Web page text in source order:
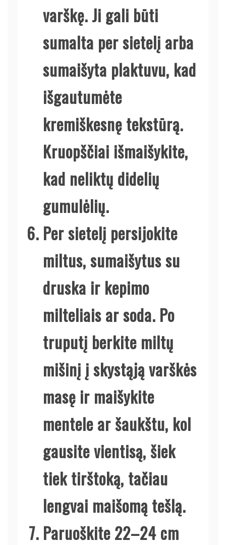
varškę. Ji gali būti
sumalta per sietelį arba
sumaišyta plaktuvu, kad
išgautumėte
kremiškesnę tekstūrą.
Kruopščiai išmaišykite,
kad neliktų didelių
gumulėlių.
Per sietelį persijokite
miltus, sumaišytus su
druska ir kepimo
milteliais ar soda. Po
truputį berkite miltų
mišinį į skystąją varškės
masę ir maišykite
mentele ar šaukštu, kol
gausite vientisą, šiek
tiek tirštoką, tačiau
lengvai maišomą tešlą.
Paruoškite 22–24 cm